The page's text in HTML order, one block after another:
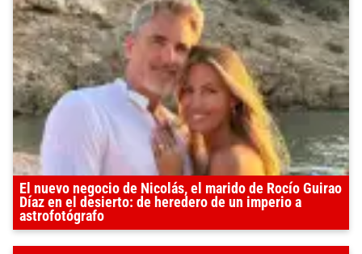
El nuevo negocio de Nicolás, el marido de Rocío Guirao
Díaz en el desierto: de heredero de un imperio a
astrofotógrafo